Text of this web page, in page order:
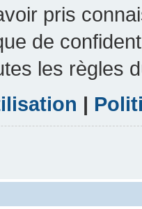
pris
de
les règles
|